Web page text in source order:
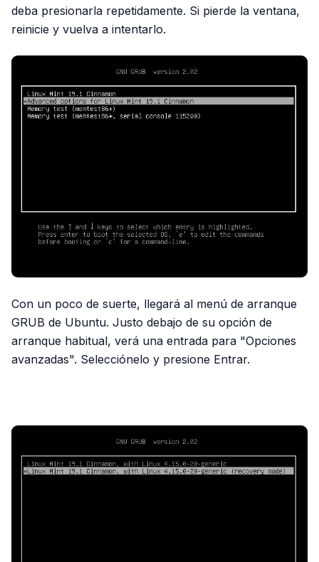
deba presionarla repetidamente. Si pierde la ventana,
reinicie y vuelva a intentarlo.
Con un poco de suerte, llegará al menú de arranque
GRUB de Ubuntu. Justo debajo de su opción de
arranque habitual, verá una entrada para "Opciones
avanzadas". Selecciónelo y presione Entrar.